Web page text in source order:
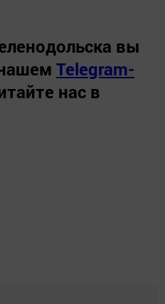
вы
Telegram-
нас в